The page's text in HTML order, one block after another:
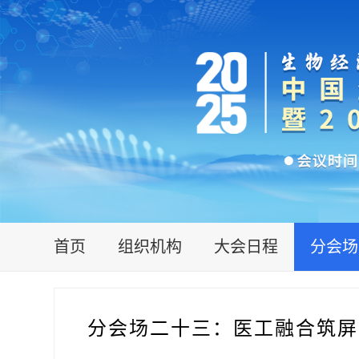
首页 组织机构 大会日程 分会场
分会场二十三：医工融合筑